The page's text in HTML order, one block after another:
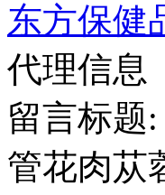
东方保健
代理信息
留言标题:
管花肉苁